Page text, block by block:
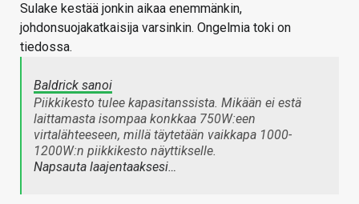
Sulake kestää jonkin aikaa enemmänkin,
johdonsuojakatkaisija varsinkin. Ongelmia toki on
tiedossa.
Baldrick sanoi
Piikkikesto tulee kapasitanssista. Mikään ei estä
laittamasta isompaa konkkaa 750W:een
virtalähteeseen, millä täytetään vaikkapa 1000-
1200W:n piikkikesto näyttikselle.
Napsauta laajentaaksesi…